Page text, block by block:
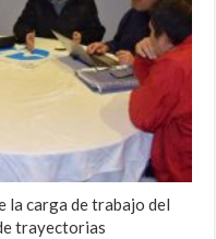
la carga de trabajo del
trayectorias